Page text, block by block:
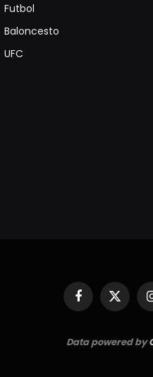
Futbol
Baloncesto
UFC
Facebook
X
(Twitter)
Data powered by